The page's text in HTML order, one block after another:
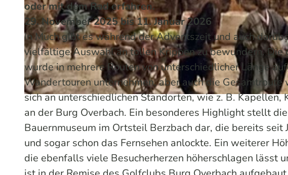
© Patricia Wermeister | KI-optimiert
oder mit dem Rad erfahren.
29. November 2025 bis 11. Januar 2026
In Much gibt es während der Adventszeit und auch
vielfältige Auswahl an tollen Krippen zu bewundern. Die
wurde in mehrere Routen von unterschiedlicher Länge
Wandertouren unternehmen, aber auch die
sich an unterschiedlichen Standorten, wie z. B. Kapellen,
an der Burg Overbach. Ein besonderes Highlight stellt
Bauernmuseum im Ortsteil Berzbach dar, die bereits
und sogar schon das Fernsehen anlockte. Ein weiterer
die ebenfalls viele Besucherherzen höherschlagen lässt